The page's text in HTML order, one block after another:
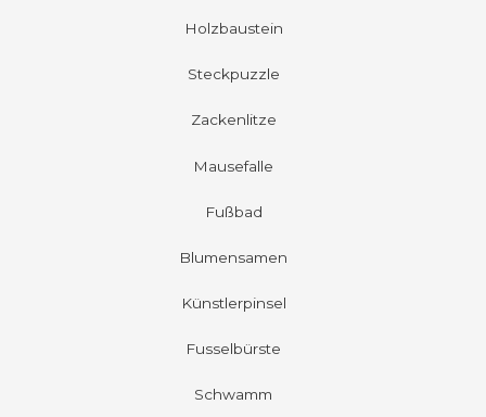
Holzbaustein
Steckpuzzle
Zackenlitze
Mausefalle
Fußbad
Blumensamen
Künstlerpinsel
Fusselbürste
Schwamm